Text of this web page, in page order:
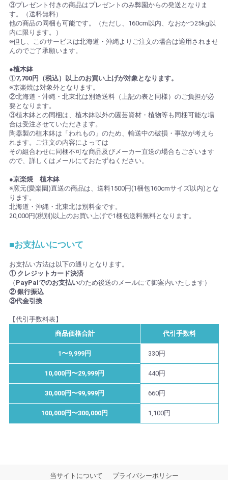
③プレゼント付きの商品はプレゼントのみ弊園からの発送となりま
す。（送料無料）
他の商品の同梱も可能です。（ただし、160cm以内、なおかつ25kg以
内に限ります。）
※但し、このサービスは北海道・沖縄よりご注文の場合は適用されませ
んのでご了承願います。
●植木鉢
①7,700円（税込）以上のお買い上げが対象となります。
※京楽焼は対象外となります。
②北海道・沖縄・北東北は別途送料（上記の表と同様）のご負担が必
要となります。
③植木鉢との同梱は、植木鉢以外の園芸資材・植物等も同梱可能な場
合は受注させていただきます。
陶器製の植木鉢は「われもの」のため、輸送中の破損・事故が考えら
れます。ご注文の内容によっては
その組合わせに同梱不可な商品及びメーカー直送の場合もございます
ので、詳しくはメールにておたずねください。
●京楽焼 植木鉢
※窯元(愛楽園)直送の商品は、送料1500円(1梱包160cmサイズ以内)とな
ります。
北海道・沖縄・北東北は別料金です。
20,000円(税別)以上のお買い上げで1梱包送料無料となります。
■お支払いについて
お支払い方法は以下の通りとなります。
① クレジットカード決済
（ PayPalでのお支払いのため後送のメールにて御案内いたします）
② 銀行振込
③代金引換
【代引手数料表】
商品価格合計
代引手数料
1〜9,999円 330円
10,000円〜29,999円 440円
30,000円〜99,999円 660円
100,000円〜300,000円 1,100円
当サイトについて プライバシーポリシー